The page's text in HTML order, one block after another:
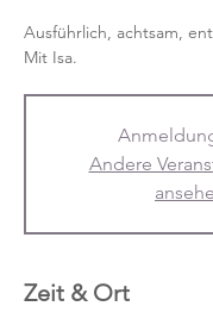
Ausführlich, achtsam,
Mit Isa.
Andere
Zeit & Ort